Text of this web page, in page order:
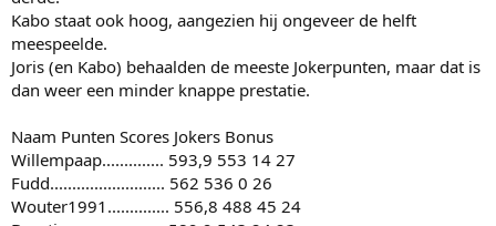
Kabo staat ook hoog, aangezien hij ongeveer de helft
meespeelde.
Joris (en Kabo) behaalden de meeste Jokerpunten, maar dat is
dan weer een minder knappe prestatie.
Naam Punten Scores Jokers Bonus
Willempaap.............. 593,9 553 14 27
Fudd.......................... 562 536 0 26
Wouter1991.............. 556,8 488 45 24